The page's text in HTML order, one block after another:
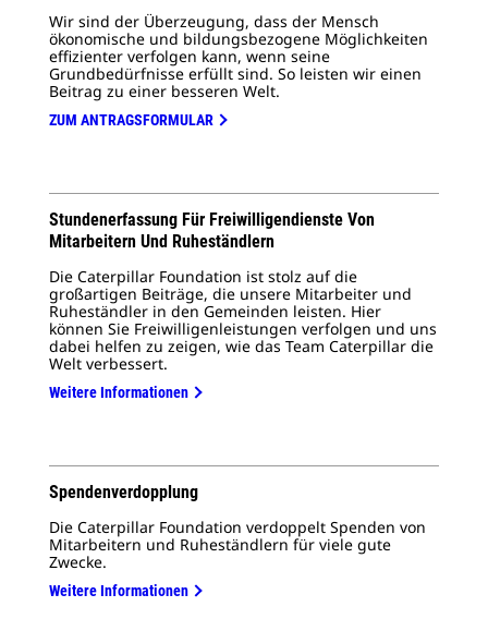
Wir sind der Überzeugung, dass der Mensch
ökonomische und bildungsbezogene Möglichkeiten
effizienter verfolgen kann, wenn seine
Grundbedürfnisse erfüllt sind. So leisten wir einen
Beitrag zu einer besseren Welt.
ZUM ANTRAGSFORMULAR
Stundenerfassung Für Freiwilligendienste Von
Mitarbeitern Und Ruheständlern
Die Caterpillar Foundation ist stolz auf die
großartigen Beiträge, die unsere Mitarbeiter und
Ruheständler in den Gemeinden leisten. Hier
können Sie Freiwilligenleistungen verfolgen und uns
dabei helfen zu zeigen, wie das Team Caterpillar die
Welt verbessert.
Weitere Informationen
Spendenverdopplung
Die Caterpillar Foundation verdoppelt Spenden von
Mitarbeitern und Ruheständlern für viele gute
Zwecke.
Weitere Informationen